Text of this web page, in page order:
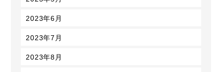
2023年6月
2023年7月
2023年8月